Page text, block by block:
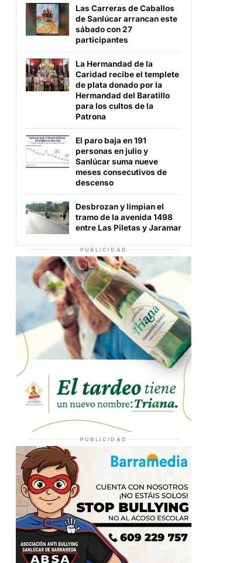
Las Carreras de Caballos
de Sanlúcar arrancan este
sábado con 27
participantes
La Hermandad de la
Caridad recibe el templete
de plata donado por la
Hermandad del Baratillo
para los cultos de la
Patrona
El paro baja en 191
personas en julio y
Sanlúcar suma nueve
meses consecutivos de
descenso
Desbrozan y limpian el
tramo de la avenida 1498
entre Las Piletas y Jaramar
PUBLICIDAD
PUBLICIDAD